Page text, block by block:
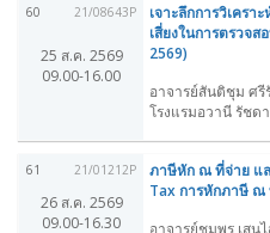
60 21/08643P
25 ส.ค. 2569
09.00-16.00
เจาะลึกการวิเครา
เสี่ยงในการตรวจ
2569)
อาจารย์สันติชุม ศรี
โรงแรมอวานี รัชด
61 21/01212P
26 ส.ค. 2569
09.00-16.30
ภาษีหัก ณ ที่จ่าย แ
Tax การหักภาษี ณ
อาจารย์ชุมพร เสน